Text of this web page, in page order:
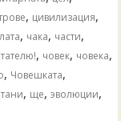
, цивилизация,
, чака, части,
, човек, човека,
, Човешката,
, ще,эволюции,